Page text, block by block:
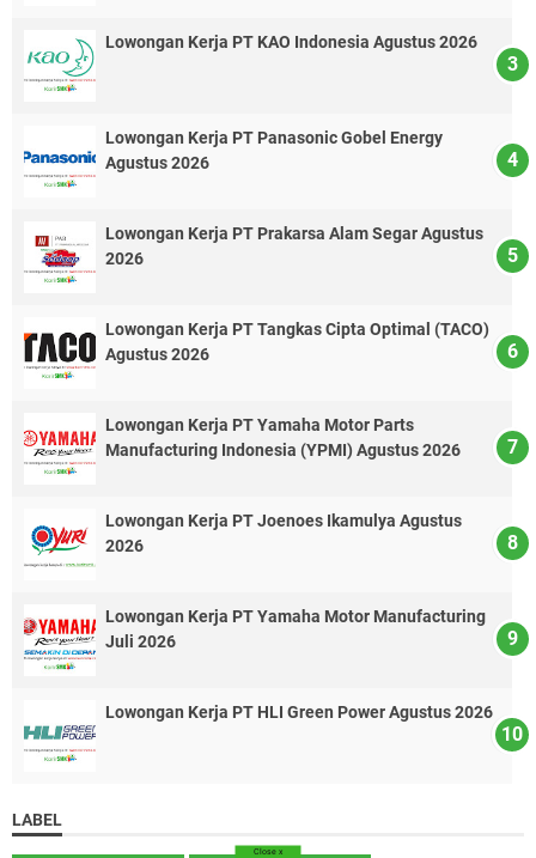
Lowongan Kerja PT KAO Indonesia Agustus 2026
Lowongan Kerja PT Panasonic Gobel Energy
Agustus 2026
Lowongan Kerja PT Prakarsa Alam Segar Agustus
2026
Lowongan Kerja PT Tangkas Cipta Optimal (TACO)
Agustus 2026
Lowongan Kerja PT Yamaha Motor Parts
Manufacturing Indonesia (YPMI) Agustus 2026
Lowongan Kerja PT Joenoes Ikamulya Agustus
2026
Lowongan Kerja PT Yamaha Motor Manufacturing
Juli 2026
Lowongan Kerja PT HLI Green Power Agustus 2026
LABEL
Close x